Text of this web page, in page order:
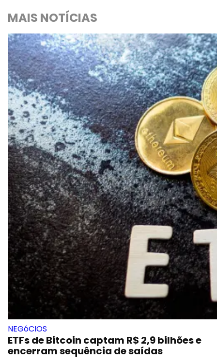
MAIS NOTÍCIAS
NEGóCIOS
ETFs de Bitcoin captam R$ 2,9 bilhões e
encerram sequência de saídas